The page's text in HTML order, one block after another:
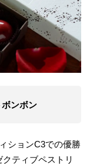
ンボン
ションC3での優勝
ティブペストリ